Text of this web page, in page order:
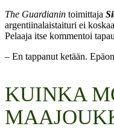
The Guardianin toimittaja
argentiinalaistaituri ei
Pelaaja itse kommentoi
– En tappanut ketään.
KUINKA